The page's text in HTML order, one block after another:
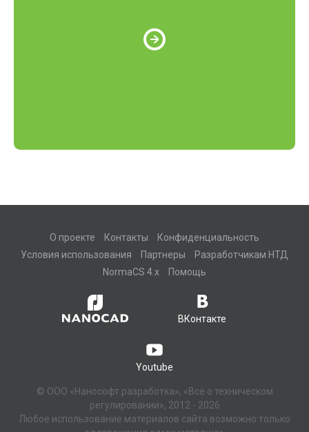
О проекте Контакты
Конфиденциальность
Условия использования
Партнеры
Разработчикам НТД
NormaCS 4.x
Помощь
ВКонтакте
Youtube
© ООО «Нанософт разработка», «Всё о техническом
регулировании», 2012 - 2026
Любое использование материалов сайта возможно только